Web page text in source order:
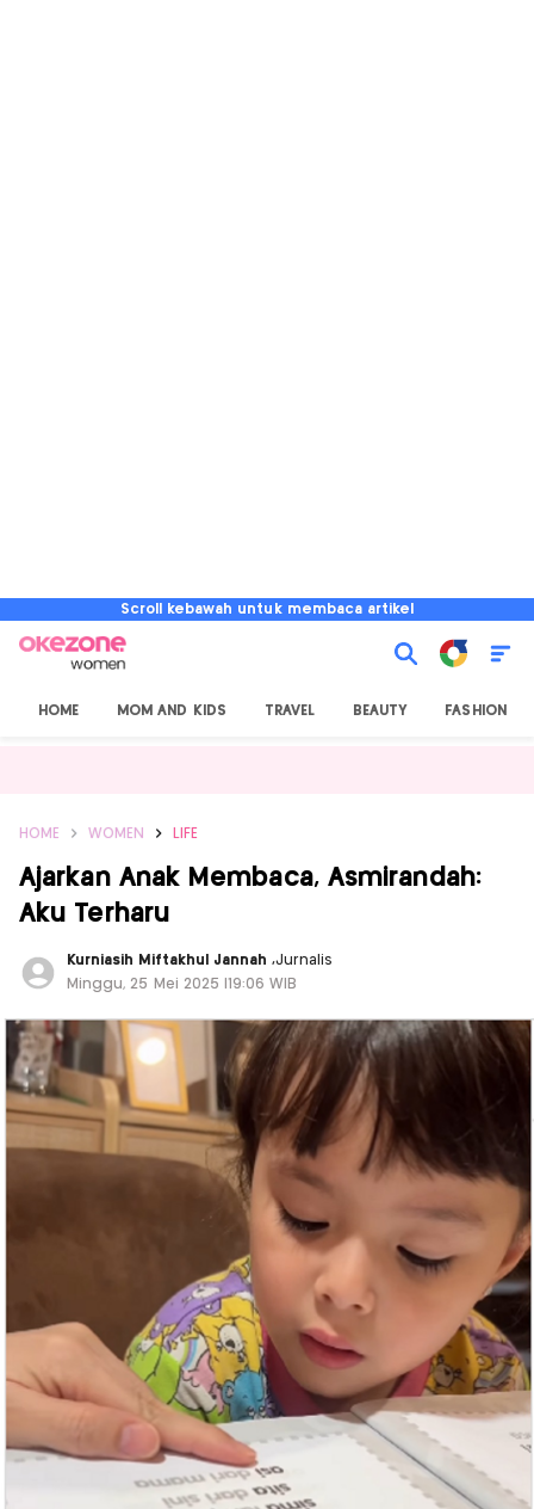
Scroll kebawah untuk membaca artikel
HOME MOM AND KIDS TRAVEL BEAUTY FASHION
HOME WOMEN LIFE
Ajarkan Anak Membaca, Asmirandah:
Aku Terharu
Kurniasih Miftakhul Jannah,Jurnalis
Minggu, 25 Mei 2025 |19:06 WIB